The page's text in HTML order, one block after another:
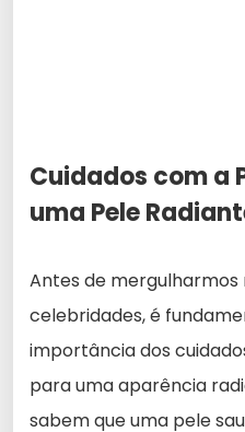
Cuidados com a
uma Pele
Antes de mergulharmos
celebridades, é
importância dos
para uma aparência
sabem que uma pele